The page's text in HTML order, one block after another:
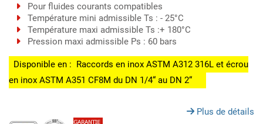
Pour fluides courants compatibles
Température mini admissible Ts : - 25°C
Température maxi admissible Ts :+ 180°C
Pression maxi admissible Ps : 60 bars
Disponible en : Raccords en inox ASTM A312 316L et écrou
en inox ASTM A351 CF8M du DN 1/4“ au DN 2“
Plus de détails